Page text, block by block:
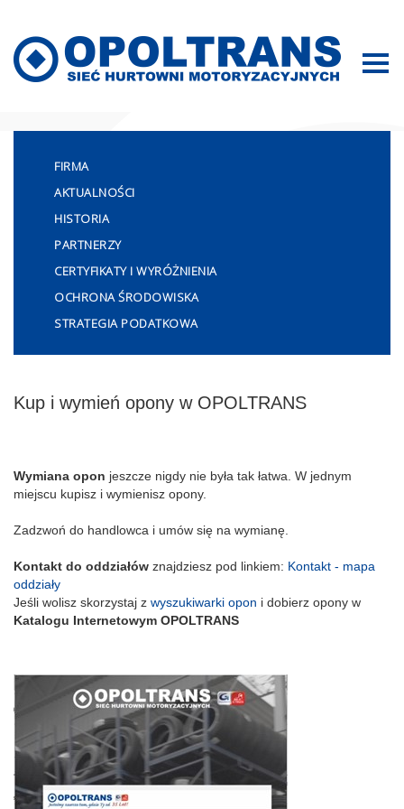
FIRMA
AKTUALNOŚCI
HISTORIA
PARTNERZY
CERTYFIKATY I WYRÓŻNIENIA
OCHRONA ŚRODOWISKA
STRATEGIA PODATKOWA
Kup i wymień opony w OPOLTRANS
Wymiana opon jeszcze nigdy nie była tak łatwa. W jednym
miejscu kupisz i wymienisz opony.
Zadzwoń do handlowca i umów się na wymianę.
Kontakt do oddziałów znajdziesz pod linkiem: Kontakt - mapa
oddziały
Jeśli wolisz skorzystaj z wyszukiwarki opon i dobierz opony w
Katalogu Internetowym OPOLTRANS